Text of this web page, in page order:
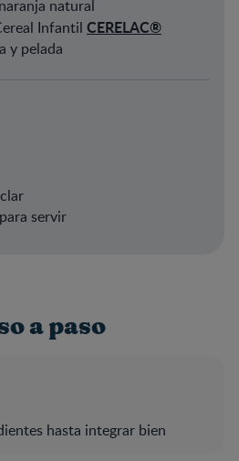
natural
Infantil CERELAC®
y pelada
servir
a paso
hasta integrar bien